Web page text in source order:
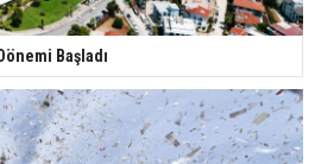
Başladı